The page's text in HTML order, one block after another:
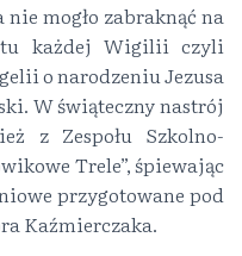
mogło zabraknąć na
każdej Wigilii czyli
o narodzeniu Jezusa
W świąteczny nastrój
z Zespołu Szkolno-
Trele”, śpiewając
przygotowane pod
Kaźmierczaka.